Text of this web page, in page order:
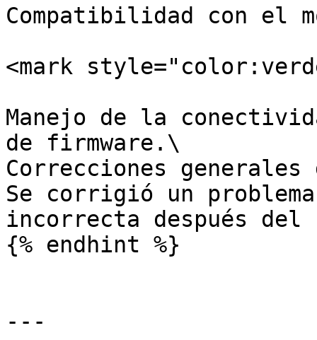
Compatibilidad con el
<mark
Manejo de la
de firmware.\
Correcciones
Se corrigió un
incorrecta después del
{% endhint %}
---